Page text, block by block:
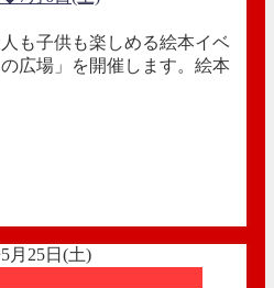
も子供も楽しめる絵本イベ
広場」を開催します。絵本